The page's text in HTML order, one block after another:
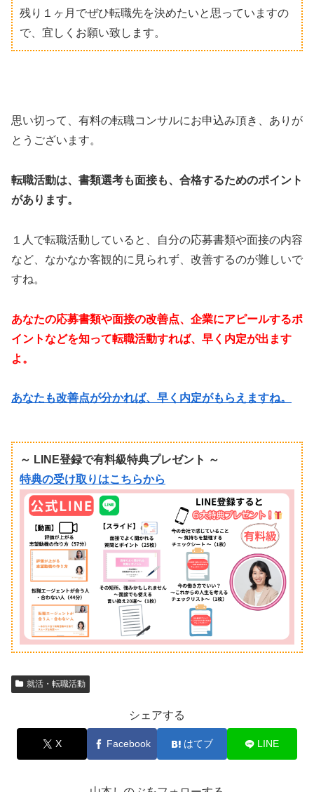
残り１ヶ月でぜひ転職先を決めたいと思っていますの
で、宜しくお願い致します。
思い切って、有料の転職コンサルにお申込み頂き、ありが
とうございます。
転職活動は、書類選考も面接も、合格するためのポイント
があります。
１人で転職活動していると、自分の応募書類や面接の内容
など、なかなか客観的に見られず、改善するのが難しいで
すね。
あなたの応募書類や面接の改善点、企業にアピールするポ
イントなどを知って転職活動すれば、早く内定が出ます
よ。
あなたも改善点が分かれば、早く内定がもらえますね。
～ LINE登録で有料級特典プレゼント ～
特典の受け取りはこちらから
就活・転職活動
シェアする
X Facebook はてブ LINE